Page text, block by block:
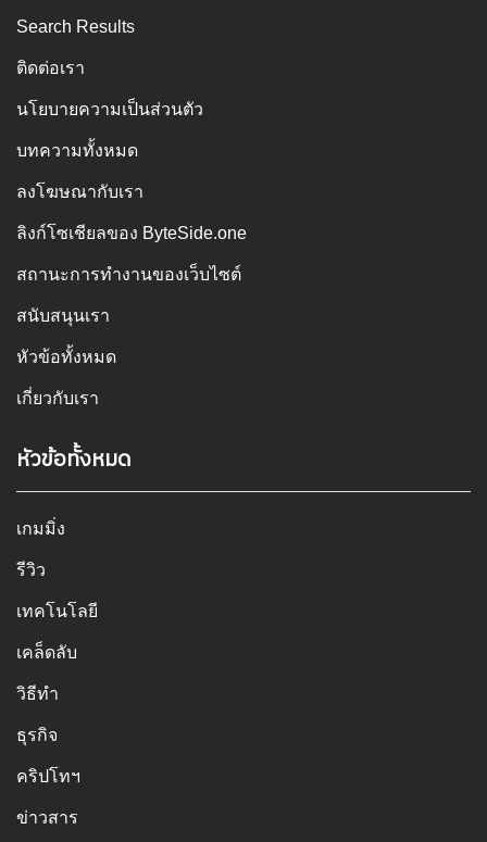
Search Results
ติดต่อเรา
นโยบายความเป็นส่วนตัว
บทความทั้งหมด
ลงโฆษณากับเรา
ลิงก์โซเชียลของ ByteSide.one
สถานะการทำงานของเว็บไซต์
สนับสนุนเรา
หัวข้อทั้งหมด
เกี่ยวกับเรา
หัวข้อทั้งหมด
เกมมิ่ง
รีวิว
เทคโนโลยี
เคล็ดลับ
วิธีทำ
ธุรกิจ
คริปโทฯ
ข่าวสาร